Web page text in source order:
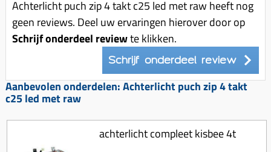
Pulley
Variateur (delen)
Voor tandwielen
Zuigers
Tomos opvoeren (kits)
Wiel (delen)
Zadel
Standaard
Achterlicht puch zip 4 takt c25 led met raw heeft nog
geen reviews. Deel uw ervaringen hierover door op
Schrijf onderdeel reviewte klikken.
Schrijf onderdeel review
Aanbevolen onderdelen: Achterlicht puch zip 4 takt
c25 led met raw
achterlicht compleet kisbee 4t